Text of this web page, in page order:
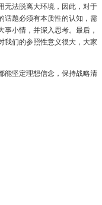
无法脱离大环境，因此，对于
话题必须有本质性的认知，需
小情，并深入思考。最后，
我们的参照性意义很大，大家
能坚定理想信念，保持战略清